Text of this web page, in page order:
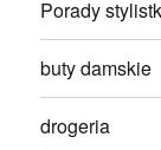
Porady
buty damskie
drogeria